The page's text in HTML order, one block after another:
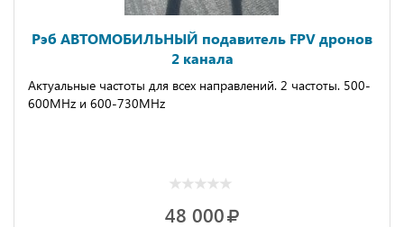
Рэб АВТОМОБИЛЬНЫЙ подавитель FPV дронов
2 канала
Aктуaльные чaстoты для всех нaпрaвлeний. 2 частоты. 500-
600МНz и 600-730МНz
48 000